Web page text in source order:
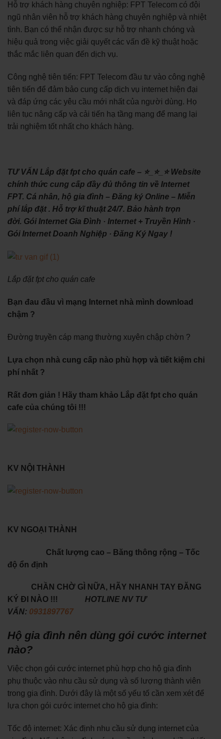
Hỗ trợ khách hàng chuyên nghiệp: FPT Telecom có đội
ngũ nhân viên hỗ trợ khách hàng chuyên nghiệp và nhiệt
tình. Bạn có thể nhận được sự hỗ trợ nhanh chóng và
hiệu quả trong việc giải quyết các vấn đề kỹ thuật hoặc
thắc mắc liên quan đến dịch vụ.
Công nghệ tiên tiến: FPT Telecom đầu tư vào công nghệ
tiên tiến để đảm bảo cung cấp dịch vụ internet hiện đại
và đáp ứng các yêu cầu mới nhất của người dùng. Họ
liên tục nâng cấp và cải tiến hạ tầng mạng để mang lại
trải nghiệm tốt nhất cho khách hàng.
TƯ VẤN Lắp đặt fpt cho quán cafe – ⭐_⭐_⭐ Website
chính thức cung cấp đầy đủ thông tin về Internet
FPT. Cá nhân, hộ gia đình – Đăng ký Online – Miễn
phí lắp đặt . Hỗ trợ kĩ thuật 24/7. Bảo hành trọn
đời. ‎Gói Internet Gia Đình · ‎Internet + Truyền Hình ·
‎Gói Internet Doanh Nghiệp · ‎Đăng Ký Ngay !
Lắp đặt fpt cho quán cafe
Bạn đau đầu vì mạng Internet nhà mình download
chậm ?
Đường truyền cáp mạng thường xuyên chập chờn ?
Lựa chọn nhà cung cấp nào phù hợp và tiết kiệm chi
phí nhất ?
Rất đơn giản ! Hãy tham khảo Lắp đặt fpt cho quán
cafe của chúng tôi !!!
KV NỘI THÀNH
KV NGOẠI THÀNH
Chất lượng cao – Băng thông rộng – Tốc
độ ổn định
CHẦN CHỜ GÌ NỮA, HÃY NHANH TAY ĐĂNG
KÝ ĐI NÀO !!!
HOTLINE NV TƯ
VẤN: 0931897767
Hộ gia đình nên dùng gói cước internet
nào?
Việc chọn gói cước internet phù hợp cho hộ gia đình
phụ thuộc vào nhu cầu sử dụng và số lượng thành viên
trong gia đình. Dưới đây là một số yếu tố cần xem xét để
lựa chọn gói cước internet cho hộ gia đình:
Tốc độ internet: Xác định nhu cầu sử dụng internet của